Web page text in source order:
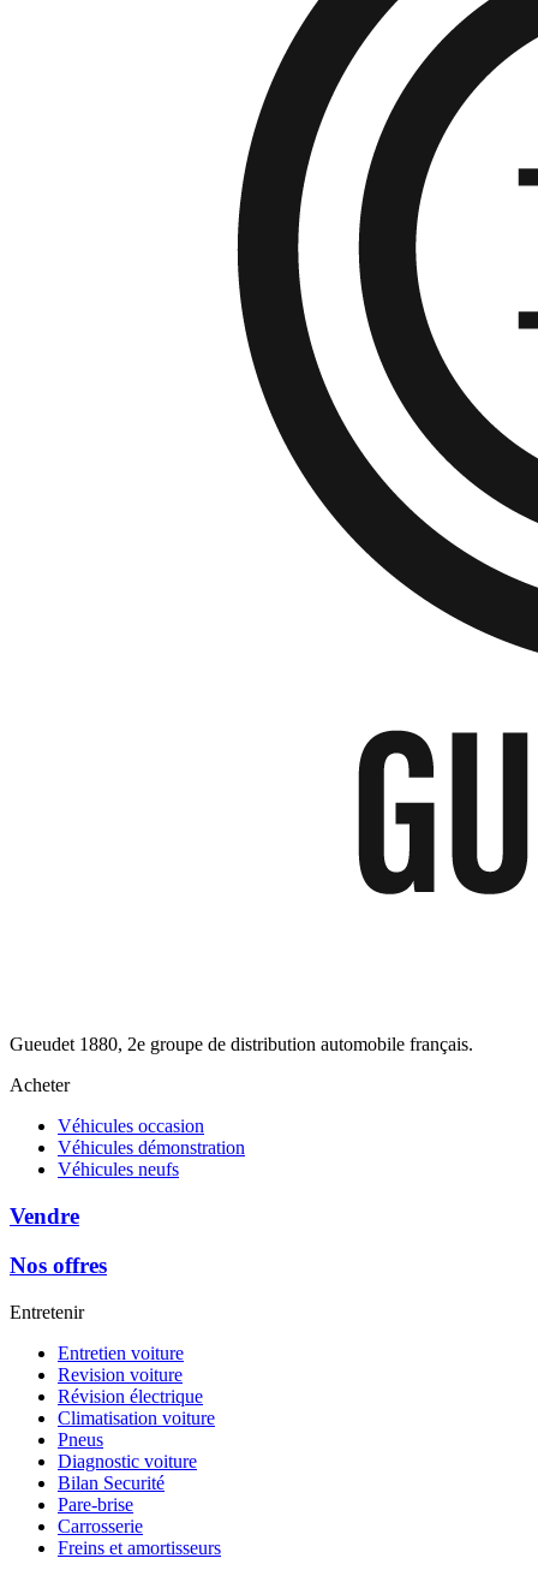
Gueudet 1880, 2e groupe de distribution automobile français.
Acheter
Véhicules occasion
Véhicules démonstration
Véhicules neufs
Vendre
Nos offres
Entretenir
Entretien voiture
Revision voiture
Révision électrique
Climatisation voiture
Pneus
Diagnostic voiture
Bilan Securité
Pare-brise
Carrosserie
Freins et amortisseurs